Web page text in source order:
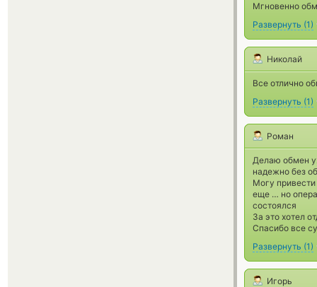
Мгновенно
Развернуть (1)
Николай
Все отлично
Развернуть (1)
Роман
Делаю обмен
надежно без
Могу привести
еще … но
состоялся
За это хотел
Спасибо все
Развернуть (1)
Игорь